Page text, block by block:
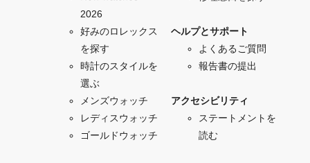
2026
好みのロレックス
を探す
時計のスタイルを
選ぶ
メンズウォッチ
レディスウォッチ
ゴールドウォッチ
ヘルプとサポート
よくあるご質問
報告書の提出
アクセシビリティ
ステートメントを
読む